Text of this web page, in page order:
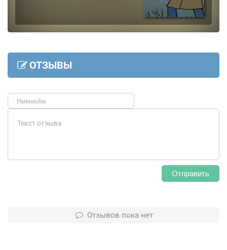
ОТЗЫВЫ
Отправить
Отзывов пока нет